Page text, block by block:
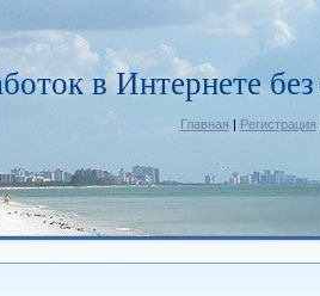
в Интернете
Главная | Регистрация